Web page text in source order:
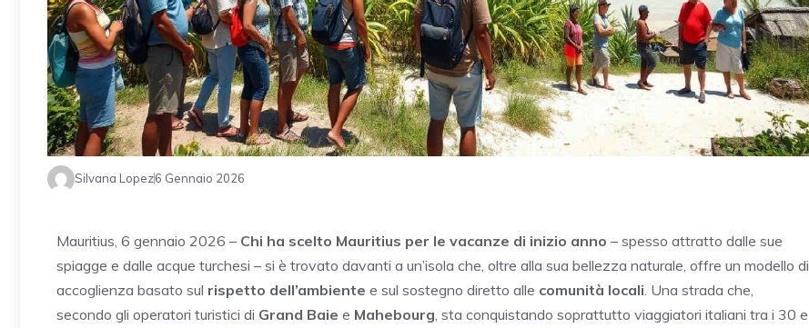
Silvana Lopez6 Gennaio 2026
Mauritius, 6 gennaio 2026 – Chi ha scelto Mauritius per le vacanze di inizio anno – spesso attratto dalle sue
spiagge e dalle acque turchesi – si è trovato davanti a un’isola che, oltre alla sua bellezza naturale, offre un modello di
accoglienza basato sul rispetto dell’ambiente e sul sostegno diretto alle comunità locali . Una strada che,
secondo gli operatori turistici di Grand Baie e Mahebourg , sta conquistando soprattutto viaggiatori italiani tra i 30 e